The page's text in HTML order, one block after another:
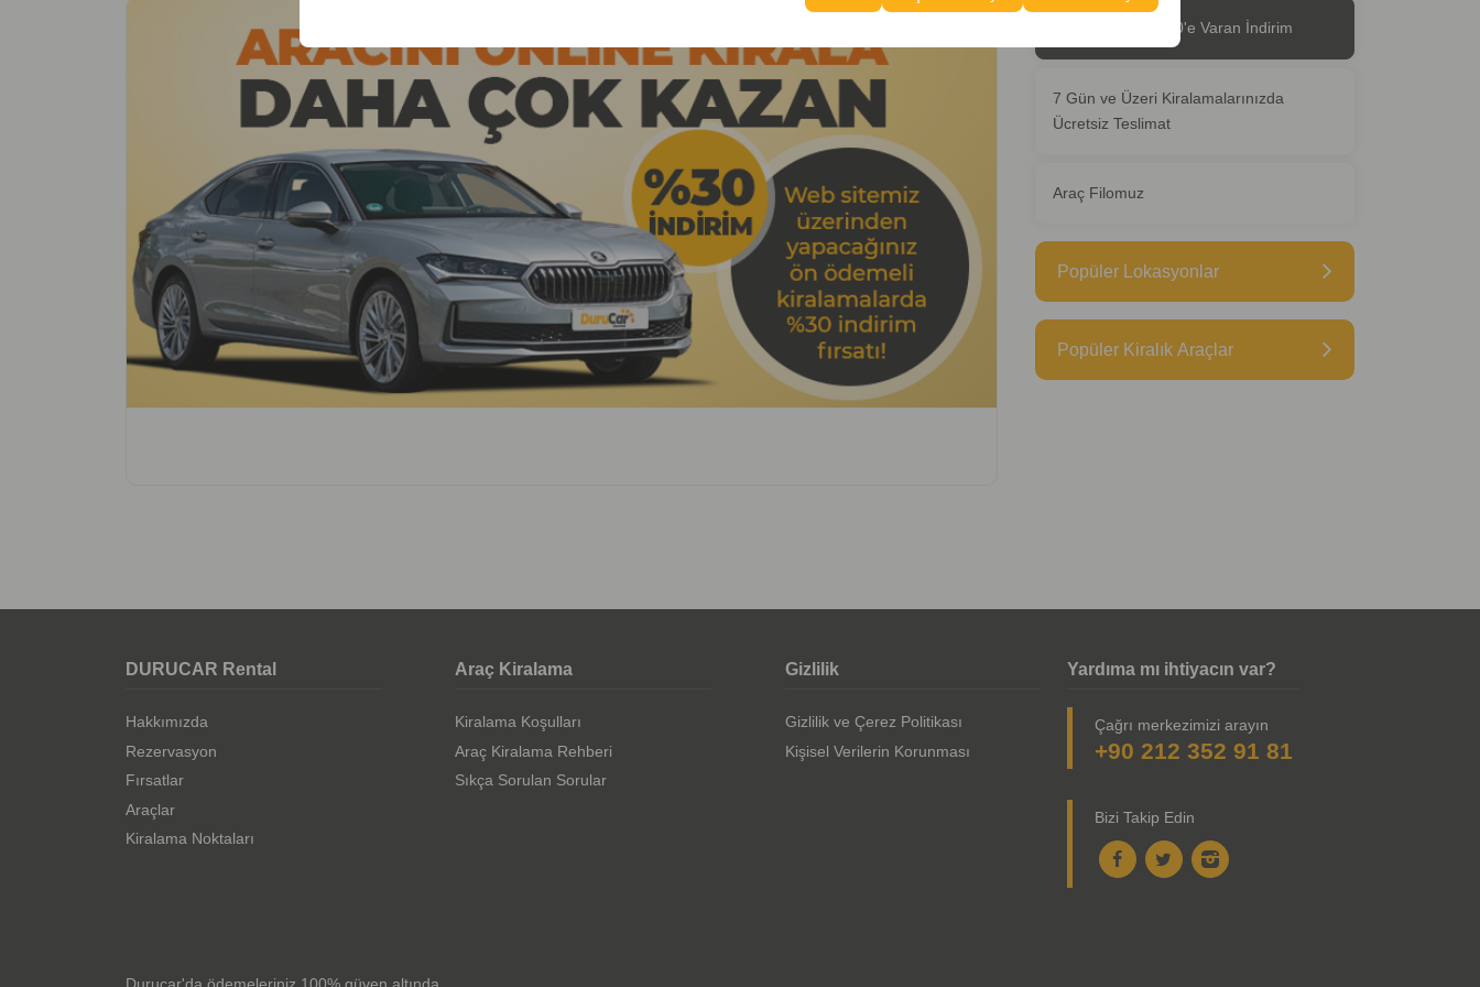
Ön Ödemede %30'e Varan İndirim
7 Gün ve Üzeri Kiralamalarınızda
Ücretsiz Teslimat
Araç Filomuz
Popüler Lokasyonlar
Popüler Kiralık Araçlar
DURUCAR Rental
Hakkımızda
Rezervasyon
Fırsatlar
Araçlar
Kiralama Noktaları
Araç Kiralama
Kiralama Koşulları
Araç Kiralama Rehberi
Sıkça Sorulan Sorular
Gizlilik
Gizlilik ve Çerez Politikası
Kişisel Verilerin Korunması
Yardıma mı ihtiyacın var?
Çağrı merkezimizi arayın
+90 212 352 91 81
Bizi Takip Edin